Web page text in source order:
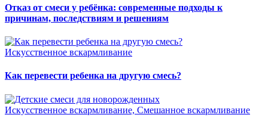
Отказ от смеси у ребёнка: современные подходы к
причинам, последствиям и решениям
Искусственное вскармливание
Как перевести ребенка на другую смесь?
Искусственное вскармливание, Смешанное вскармливание